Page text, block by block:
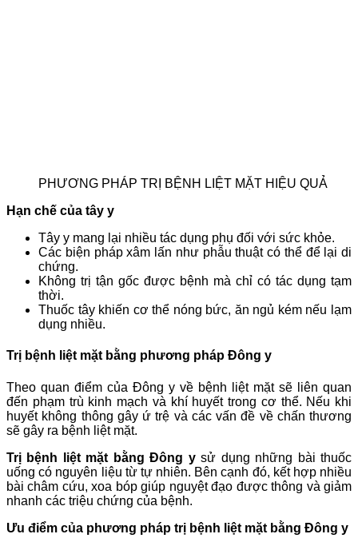
PHƯƠNG PHÁP TRỊ BỆNH LIỆT MẶT HIỆU QUẢ
Hạn chế của tây y
Tây y mang lại nhiều tác dụng phụ đối với sức khỏe.
Các biện pháp xâm lấn như phẫu thuật có thể để lại di
chứng.
Không trị tận gốc được bệnh mà chỉ có tác dụng tạm
thời.
Thuốc tây khiến cơ thể nóng bức, ăn ngủ kém nếu lạm
dụng nhiều.
Trị bệnh liệt mặt bằng phương pháp Đông y
Theo quan điểm của Đông y về bệnh liệt mặt sẽ liên quan
đến phạm trù kinh mạch và khí huyết trong cơ thể. Nếu khi
huyết không thông gây ứ trệ và các vấn đề về chấn thương
sẽ gây ra bệnh liệt mặt.
Trị bệnh liệt mặt bằng Đông ysử dụng những bài thuốc
uống có nguyên liệu từ tự nhiên. Bên cạnh đó, kết hợp nhiều
bài châm cứu, xoa bóp giúp nguyệt đạo được thông và giảm
nhanh các triệu chứng của bệnh.
Ưu điểm của phương pháp trị bệnh liệt mặt bằng Đông y